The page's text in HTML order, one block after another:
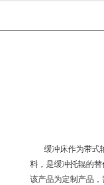
缓冲床作为带式输
料，是缓冲托辊的
该产品为定制产品